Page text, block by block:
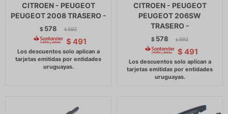
CITROEN - PEUGEOT
PEUGEOT 2008 TRASERO -
$ 578 $ 592
$ 491
CITROEN - PEUGEOT
PEUGEOT 206SW
TRASERO -
$ 578 $ 592
$ 491